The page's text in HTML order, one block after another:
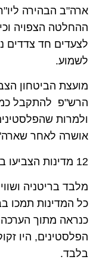
ארה"ב הבהירה
ההחלטה הצפויה
לצעדים חד צדדים
לשמוע.
מועצת הביטחון
הרש"פ להתקבל
ולמרות
אושרה לאחר
12 מדינות הצביעו בעד.
מלבד בריטניה
כל המדינות תמכו
כנראה מתוך הערכה
הפלסטינים, היו
בלבד.